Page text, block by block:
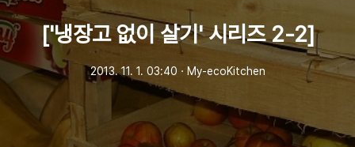
['냉장고 없이 살기' 시리즈 2-2]
2013. 11. 1. 03:40 ㆍ My-ecoKitchen